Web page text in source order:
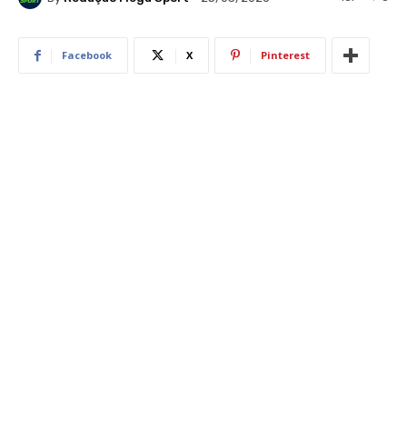
Facebook X Pinterest